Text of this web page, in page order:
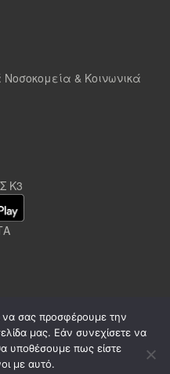
& Κοινωνικά
K3
να σας προσφέρουμε την
μας. Εάν συνεχίσετε να
υποθέσουμε πως είστε
με αυτό.